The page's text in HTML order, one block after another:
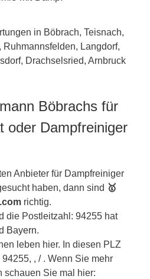
Böbrachs für
oder Dampfreiniger
Anbieter für Dampfreiniger
haben, dann sind 🥇
richtig.
die Postleitzahl: 94255 hat
Bayern.
leben hier. In diesen PLZ
, / . Wenn Sie mehr
schauen Sie mal hier: